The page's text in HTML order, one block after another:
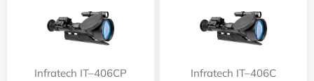
Infratech IT–406СP Infratech IT–406С